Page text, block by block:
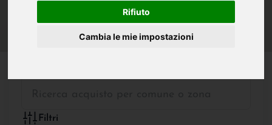
Rifiuto
Cambia le mie impostazioni
Filtri